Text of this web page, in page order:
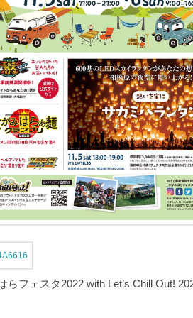
らフェスタ2022 with Let’s Chill Out!